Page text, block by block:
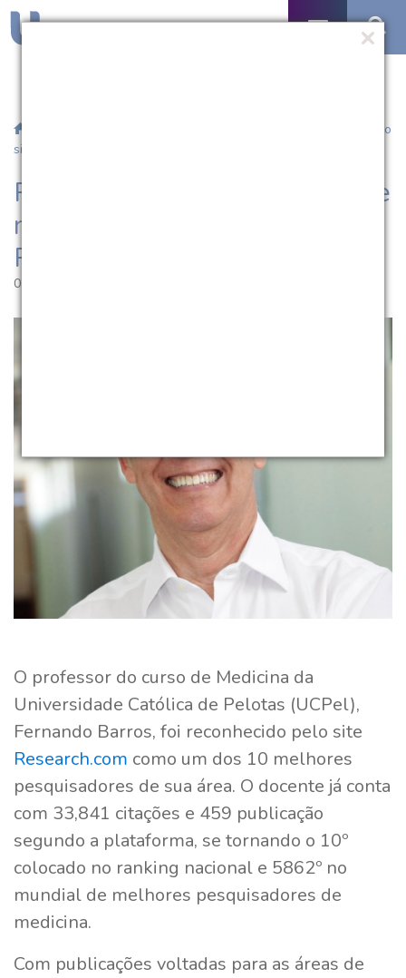
/ Professor da UCPel é destaque no ranking 2023 do
site Research.com
Professor da UCPel é destaque
no ranking 2023 do site
Research.com
01.06.2023 | 17:49
O professor do curso de Medicina da
Universidade Católica de Pelotas (UCPel),
Fernando Barros, foi reconhecido pelo site
Research.com como um dos 10 melhores
pesquisadores de sua área. O docente já conta
com 33,841 citações e 459 publicação
segundo a plataforma, se tornando o 10º
colocado no ranking nacional e 5862º no
mundial de melhores pesquisadores de
medicina.
Com publicações voltadas para as áreas de